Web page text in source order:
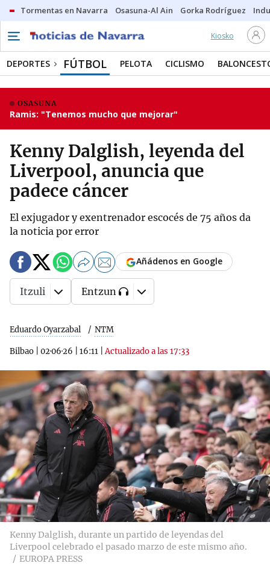
Tormentas en Navarra Osasuna-Al Ain Gorka Rodríguez
Kiosko
DEPORTES FÚTBOL PELOTA CICLISMO
OSASUNA
Ramis: "Tenemos mucho que mejorar"
Kenny Dalglish, leyenda del
Liverpool, anuncia que
padece cáncer
El exjugador y exentrenador escocés de 75 años da
la noticia por error
Eduardo Oyarzabal NTM
Bilbao 02·06·26 16:11 |Actualizado a las 17:33
Añádenos en Google
Itzuli Entzun
Kenny Dalglish, durante un partido de leyendas del
Liverpool celebrado el pasado marzo de este mismo año.
EUROPA PRESS